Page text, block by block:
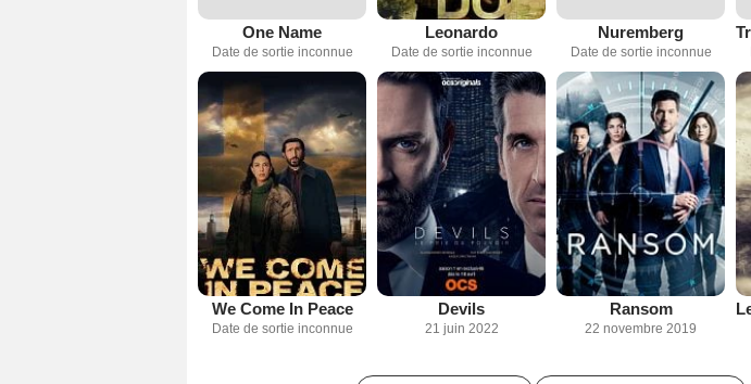
One Name
Date de sortie inconnue
Leonardo
Date de sortie inconnue
Nuremberg
Date de sortie inconnue
We Come In Peace
Date de sortie inconnue
Devils
21 juin 2022
Ransom
22 novembre 2019